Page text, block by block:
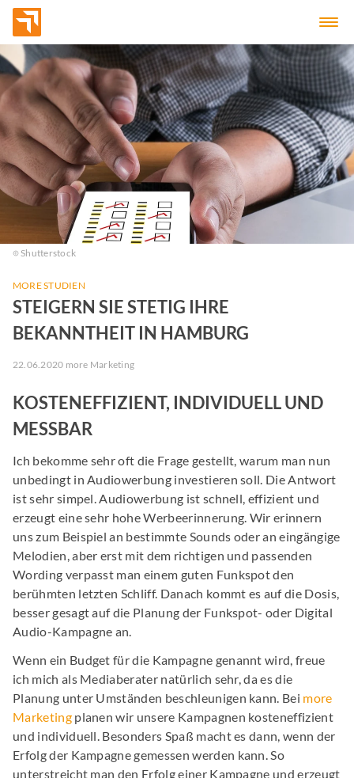
Shutterstock
MORE STUDIEN
STEIGERN SIE STETIG IHRE
BEKANNTHEIT IN HAMBURG
22.06.2020 more Marketing
KOSTENEFFIZIENT, INDIVIDUELL UND
MESSBAR
Ich bekomme sehr oft die Frage gestellt, warum man nun
unbedingt in Audiowerbung investieren soll. Die Antwort
ist sehr simpel. Audiowerbung ist schnell, effizient und
erzeugt eine sehr hohe Werbeerinnerung. Wir erinnern
uns zum Beispiel an bestimmte Sounds oder an eingängige
Melodien, aber erst mit dem richtigen und passenden
Wording verpasst man einem guten Funkspot den
berühmten letzten Schliff. Danach kommt es auf die Dosis,
besser gesagt auf die Planung der Funkspot- oder Digital
Audio-Kampagne an.
Wenn ein Budget für die Kampagne genannt wird, freue
ich mich als Mediaberater natürlich sehr, da es die
Planung unter Umständen beschleunigen kann. Bei more
Marketingplanen wir unsere Kampagnen kosteneffizient
und individuell. Besonders Spaß macht es dann, wenn der
Erfolg der Kampagne gemessen werden kann. So
unterstreicht man den Erfolg einer Kampagne und erzeugt